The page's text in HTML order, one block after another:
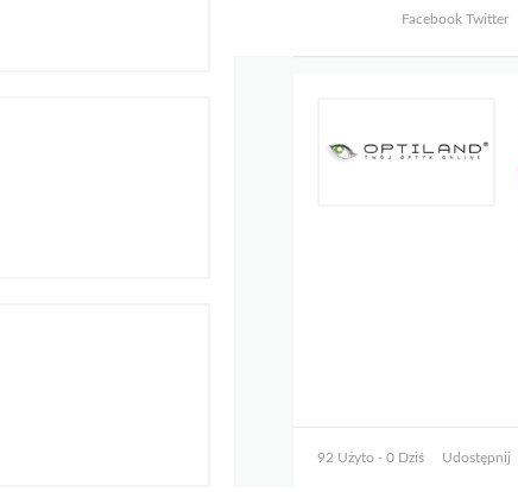
FacebookTwitter
92 Użyto - 0 Dziś Udostępnij